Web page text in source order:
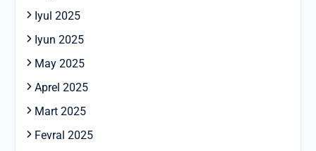
Iyul 2025
Iyun 2025
May 2025
Aprel 2025
Mart 2025
Fevral 2025